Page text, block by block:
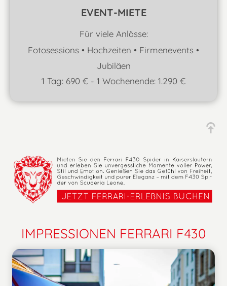
EVENT-MIETE
Für viele Anlässe:
Fotosessions • Hochzeiten • Firmenevents •
Jubiläen
1 Tag: 690 € - 1 Wochenende: 1.290 €
IMPRESSIONEN FERRARI F430